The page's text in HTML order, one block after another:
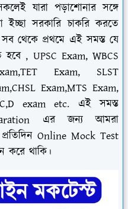
যারা পড়াশোনার সঙ্গে
সরকারি চাকরি করতে
থেকে প্রথমে এই সমস্ত যে
, UPSC Exam, WBCS
Exam, SLST
Exam,MTS Exam,
exam etc. এই সমস্ত
এর জন্য আমরা
Online Mock Test
থাকি।